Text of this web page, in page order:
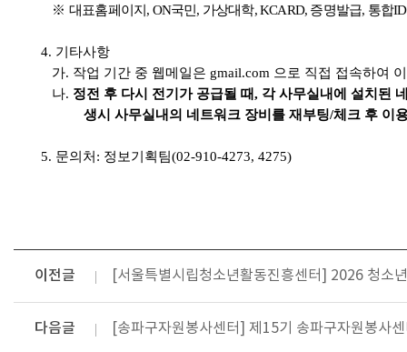
※ 대표홈페이지 , ON국민 , 가상대학, KCARD, 증명발급, 통합ID
4. 기타사항
가. 작업 기간 중 웹메일은 gmail.com 으로 직접 접속하여
나. 정전 후 다시 전기가 공급될 때, 각 사무실내에 설치된
생시 사무실내의 네트워크 장비를 재부팅/체크 후 이
5. 문의처 : 정보기획팀(02-910-4273, 4275)
이전글 [서울특별시립청소년활동진흥센터] 2026 청소
다음글 [송파구자원봉사센터] 제15기 송파구자원봉사